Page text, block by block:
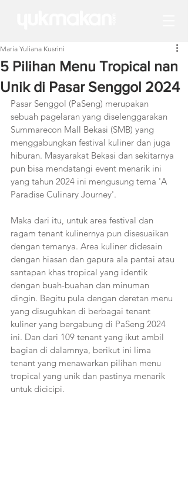
5 Pilihan Menu Tropical nan
Unik di Pasar Senggol 2024
Maria Yuliana Kusrini
Pasar Senggol (PaSeng) merupakan
sebuah pagelaran yang diselenggarakan
Summarecon Mall Bekasi (SMB) yang
menggabungkan festival kuliner dan juga
hiburan. Masyarakat Bekasi dan sekitarnya
pun bisa mendatangi event menarik ini
yang tahun 2024 ini mengusung tema 'A
Paradise Culinary Journey'.
Maka dari itu, untuk area festival dan
ragam tenant kulinernya pun disesuaikan
dengan temanya. Area kuliner didesain
dengan hiasan dan gapura ala pantai atau
santapan khas tropical yang identik
dengan buah-buahan dan minuman
dingin. Begitu pula dengan deretan menu
yang disuguhkan di berbagai tenant
kuliner yang bergabung di PaSeng 2024
ini. Dan dari 109 tenant yang ikut ambil
bagian di dalamnya, berikut ini lima
tenant yang menawarkan pilihan menu
tropical yang unik dan pastinya menarik
untuk dicicipi.